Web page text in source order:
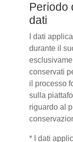
Periodo
dati
I dati
durante il
conservati
il processo
sulla
riguardo al
* I dati